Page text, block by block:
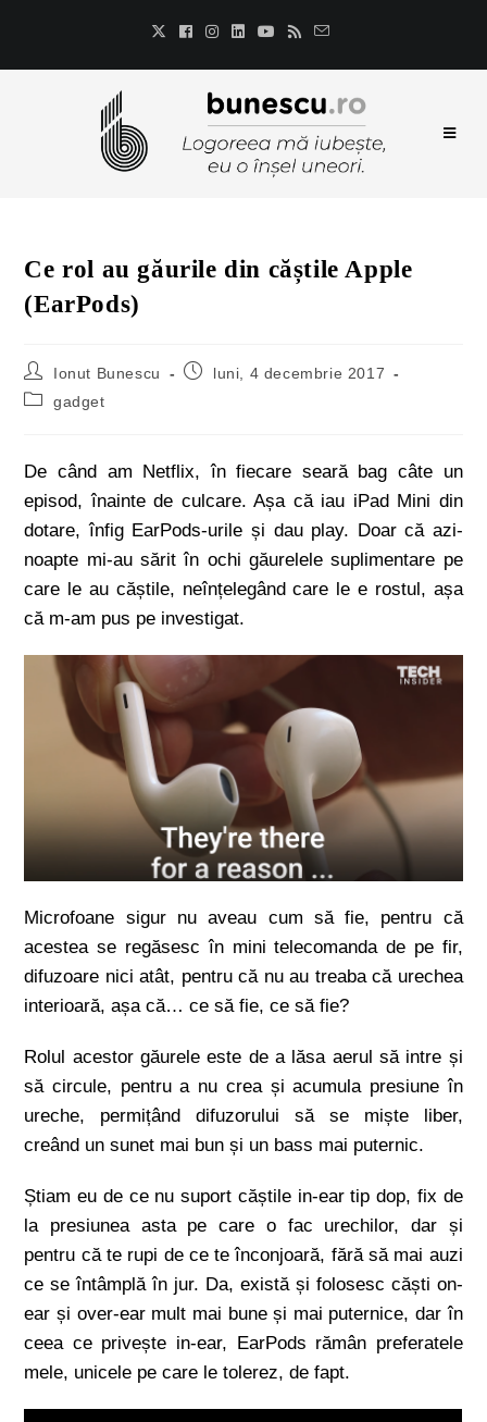
Ce rol au găurile din căștile Apple
(EarPods)
Ionut Bunescu
luni, 4 decembrie 2017
gadget
De când am Netflix, în fiecare seară bag câte un
episod, înainte de culcare. Așa că iau iPad Mini din
dotare, înfig EarPods-urile și dau play. Doar că azi-
noapte mi-au sărit în ochi găurelele suplimentare pe
care le au căștile, neînțelegând care le e rostul, așa
că m-am pus pe investigat.
Microfoane sigur nu aveau cum să fie, pentru că
acestea se regăsesc în mini telecomanda de pe fir,
difuzoare nici atât, pentru că nu au treaba că urechea
interioară, așa că… ce să fie, ce să fie?
Rolul acestor găurele este de a lăsa aerul să intre și
să circule, pentru a nu crea și acumula presiune în
ureche, permițând difuzorului să se miște liber,
creând un sunet mai bun și un bass mai puternic.
Știam eu de ce nu suport căștile in-ear tip dop, fix de
la presiunea asta pe care o fac urechilor, dar și
pentru că te rupi de ce te înconjoară, fără să mai auzi
ce se întâmplă în jur. Da, există și folosesc căști on-
ear și over-ear mult mai bune și mai puternice, dar în
ceea ce privește in-ear, EarPods rămân preferatele
mele, unicele pe care le tolerez, de fapt.